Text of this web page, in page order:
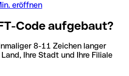
eröffnen
Code aufgebaut?
8-11 Zeichen langer
Ihre Stadt und Ihre Filiale